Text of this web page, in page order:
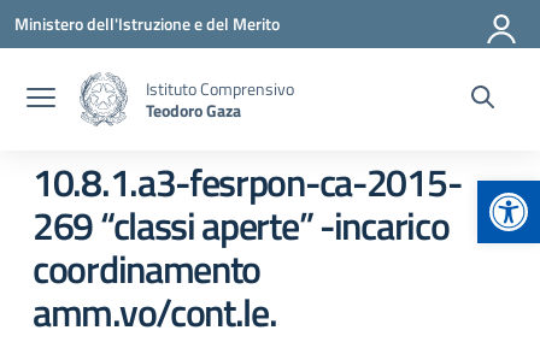
Vai ai contenuti
Vai al menu di navigazione
Vai al footer
Ministero dell'Istruzione e del Merito
Istituto Comprensivo
Teodoro Gaza
10.8.1.a3-fesrpon-ca-2015-
269 “classi aperte” -incarico
coordinamento
amm.vo/cont.le.